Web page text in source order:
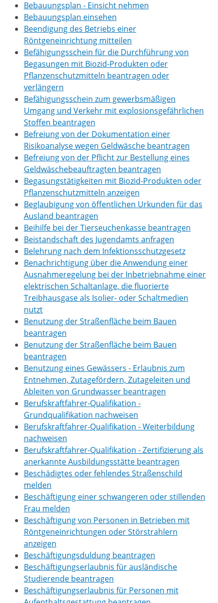
Bebauungsplan - Einsicht nehmen
Bebauungsplan einsehen
Beendigung des Betriebs einer
Röntgeneinrichtung mitteilen
Befähigungsschein für die Durchführung von
Begasungen mit Biozid-Produkten oder
Pflanzenschutzmitteln beantragen oder
verlängern
Befähigungsschein zum gewerbsmäßigen
Umgang und Verkehr mit explosionsgefährlichen
Stoffen beantragen
Befreiung von der Dokumentation einer
Risikoanalyse wegen Geldwäsche beantragen
Befreiung von der Pflicht zur Bestellung eines
Geldwäschebeauftragten beantragen
Begasungstätigkeiten mit Biozid-Produkten oder
Pflanzenschutzmitteln anzeigen
Beglaubigung von öffentlichen Urkunden für das
Ausland beantragen
Beihilfe bei der Tierseuchenkasse beantragen
Beistandschaft des Jugendamts anfragen
Belehrung nach dem Infektionsschutzgesetz
Benachrichtigung über die Anwendung einer
Ausnahmeregelung bei der Inbetriebnahme einer
elektrischen Schaltanlage, die fluorierte
Treibhausgase als Isolier- oder Schaltmedien
nutzt
Benutzung der Straßenfläche beim Bauen
beantragen
Benutzung der Straßenfläche beim Bauen
beantragen
Benutzung eines Gewässers - Erlaubnis zum
Entnehmen, Zutagefördern, Zutageleiten und
Ableiten von Grundwasser beantragen
Berufskraftfahrer-Qualifikation -
Grundqualifikation nachweisen
Berufskraftfahrer-Qualifikation - Weiterbildung
nachweisen
Berufskraftfahrer-Qualifikation - Zertifizierung als
anerkannte Ausbildungsstätte beantragen
Beschädigtes oder fehlendes Straßenschild
melden
Beschäftigung einer schwangeren oder stillenden
Frau melden
Beschäftigung von Personen in Betrieben mit
Röntgeneinrichtungen oder Störstrahlern
anzeigen
Beschäftigungsduldung beantragen
Beschäftigungserlaubnis für ausländische
Studierende beantragen
Beschäftigungserlaubnis für Personen mit